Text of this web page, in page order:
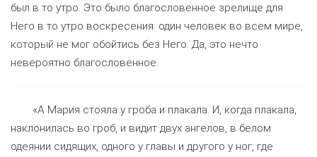
был в то утро. Это было благословенное зрелище для
Него в то утро воскресения: один человек во всем мире,
который не мог обойтись без Него. Да, это нечто
невероятно благословенное.
«А Мария стояла у гроба и плакала. И, когда плакала,
наклонилась во гроб, и видит двух ангелов, в белом
одеянии сидящих, одного у главы и другого у ног, где